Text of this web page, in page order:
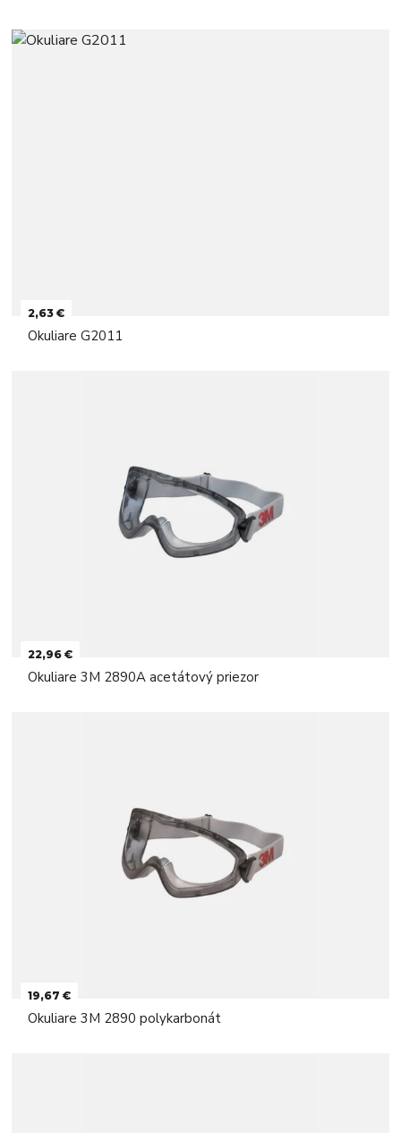
2,63 €
Okuliare G2011
22,96 €
Okuliare 3M 2890A acetátový priezor
19,67 €
Okuliare 3M 2890 polykarbonát